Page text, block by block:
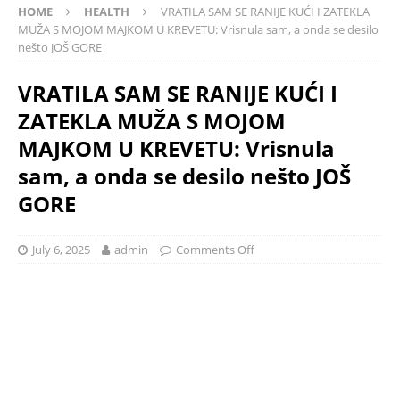
HOME HEALTH
VRATILA SAM SE RANIJE KUĆI I ZATEKLA
MUŽA S MOJOM MAJKOM U KREVETU: Vrisnula sam, a onda se desilo
nešto JOŠ GORE
VRATILA SAM SE RANIJE KUĆI I
ZATEKLA MUŽA S MOJOM
MAJKOM U KREVETU: Vrisnula
sam, a onda se desilo nešto JOŠ
GORE
July 6, 2025 admin Comments Off